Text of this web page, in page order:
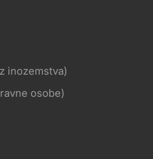
inozemstva)
osobe)